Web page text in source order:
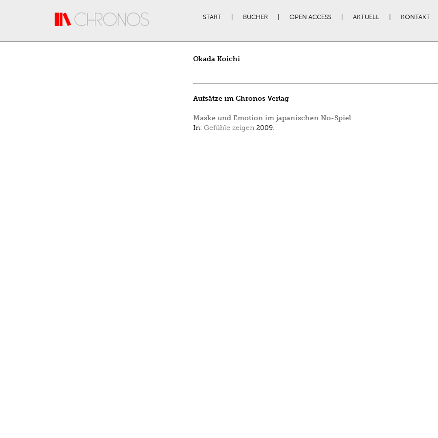
START BÜCHER OPEN ACCESS AKTUELL KONTAKT
Okada Koichi
Aufsätze im Chronos Verlag
Maske und Emotion im japanischen No-Spiel
In: Gefühle zeigen 2009.